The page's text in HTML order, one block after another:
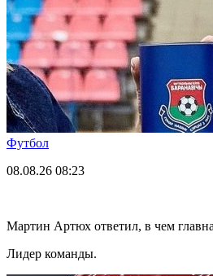
Футбол
08.08.26 08:23
Мартин Артюх ответил, в чем
Лидер команды.